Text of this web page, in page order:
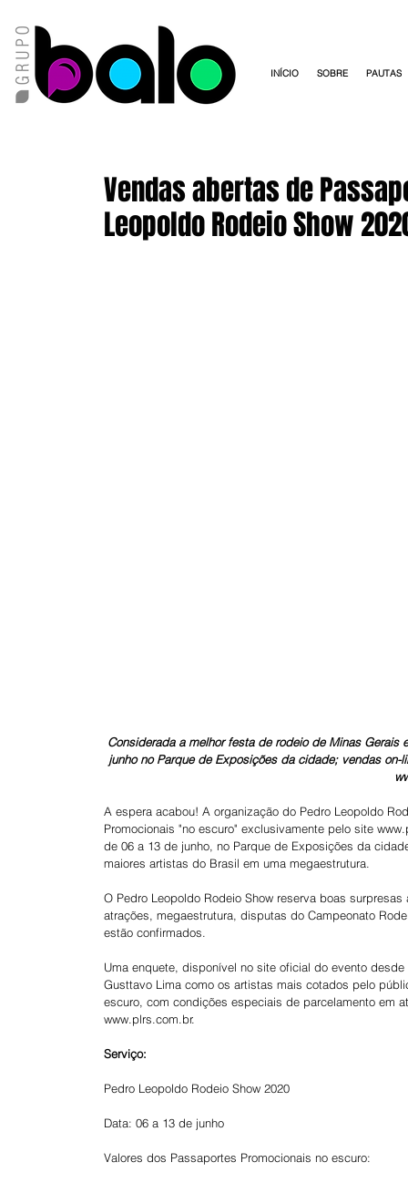
INÍCIO SOBRE PAUTAS
Vendas abertas de
Leopoldo Rodeio Show
Considerada a melhor festa de rodeio de Minas
junho no Parque de Exposições da cidade; vendas
A espera acabou! A organização do Pedro Leopoldo
Promocionais "no escuro" exclusivamente pelo site
de 06 a 13 de junho, no Parque de Exposições da
maiores artistas do Brasil em uma megaestrutura.
O Pedro Leopoldo Rodeio Show reserva boas
atrações, megaestrutura, disputas do Campeonato
estão confirmados.
Uma enquete, disponível no site oficial do evento
Gusttavo Lima como os artistas mais cotados pelo
escuro, com condições especiais de parcelamento em
www.plrs.com.br.
Serviço:
Pedro Leopoldo Rodeio Show 2020
Data: 06 a 13 de junho
Valores dos Passaportes Promocionais no escuro: